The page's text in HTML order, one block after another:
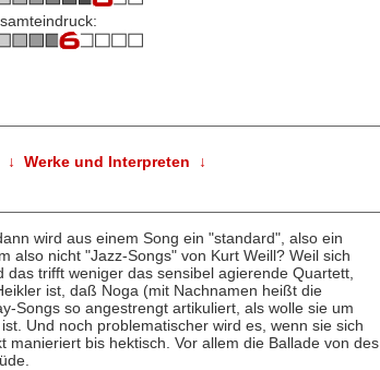
↓ Werke und Interpreten ↓
wird aus einem Song ein "standard", also ein
also nicht "Jazz-Songs" von Kurt Weill? Weil sich
trifft weniger das sensibel agierende Quartett,
ist, daß Noga (mit Nachnamen heißt die
Songs so angestrengt artikuliert, als wolle sie um
Und noch problematischer wird es, wenn sie sich
bis hektisch. Vor allem die Ballade von des